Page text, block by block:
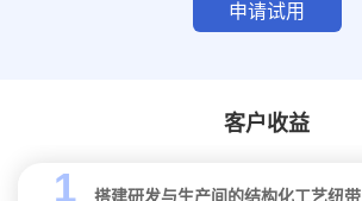
申请试用
客户收益
1 搭建研发与生产间的结构化工艺纽带